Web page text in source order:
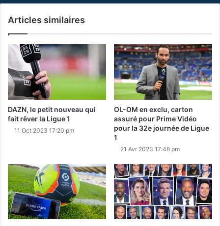
Articles similaires
DAZN, le petit nouveau qui
fait rêver la Ligue 1
11 Oct 2023 17:20 pm
OL-OM en exclu, carton
assuré pour Prime Vidéo
pour la 32e journée de Ligue
1
21 Avr 2023 17:48 pm